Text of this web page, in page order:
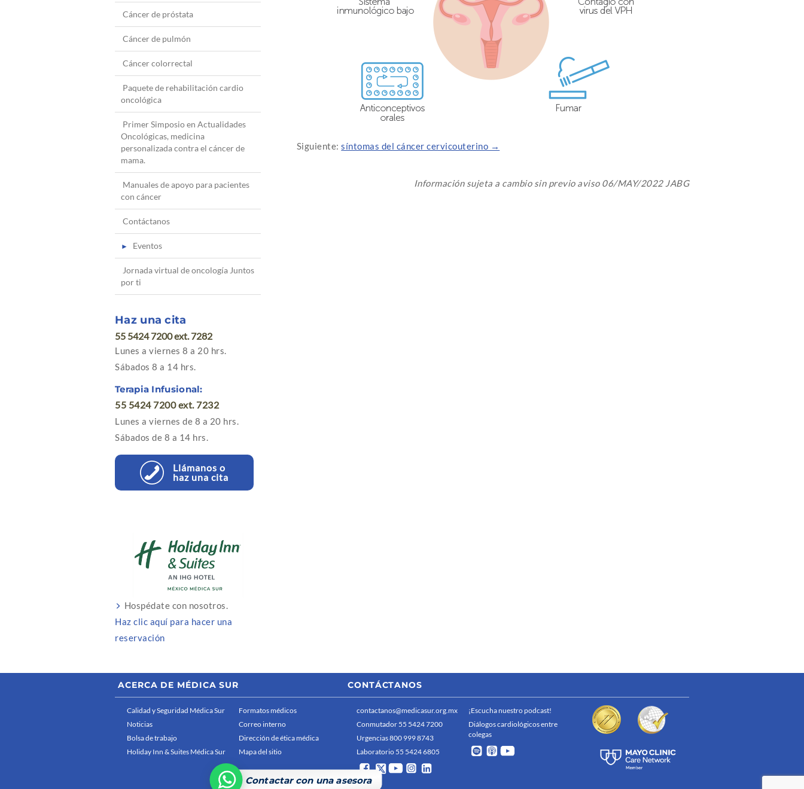
Siguiente:síntomas del cáncer cervicouterino →
Información sujeta a cambio sin previo aviso 06/MAY/2022 JABG
Cáncer de próstata
Cáncer de pulmón
Cáncer colorrectal
Paquete de rehabilitación cardio
oncológica
Primer Simposio en Actualidades
Oncológicas, medicina
personalizada contra el cáncer de
mama.
Manuales de apoyo para pacientes
con cáncer
Contáctanos
Eventos
Jornada virtual de oncología Juntos
por ti
Haz una cita
55 5424 7200 ext. 7282
Lunes a viernes 8 a 20 hrs.
Sábados 8 a 14 hrs.
Terapia Infusional:
55 5424 7200 ext. 7232
Lunes a viernes de 8 a 20 hrs.
Sábados de 8 a 14 hrs.
Llámanos o
haz una cita
Hospédate con nosotros.
Haz clic aquí para hacer una
reservación
Contactar con una asesora
ACERCA DE MÉDICA SUR
Calidad y Seguridad Médica Sur
Noticias
Bolsa de trabajo
Holiday Inn & Suites Médica Sur
Formatos médicos
Correo interno
Dirección de ética médica
Mapa del sitio
CONTÁCTANOS
contactanos@medicasur.org.mx
Conmutador 55 5424 7200
Urgencias 800 999 8743
Laboratorio 55 5424 6805
¡Escucha nuestro podcast!
Diálogos cardiológicos entre
colegas